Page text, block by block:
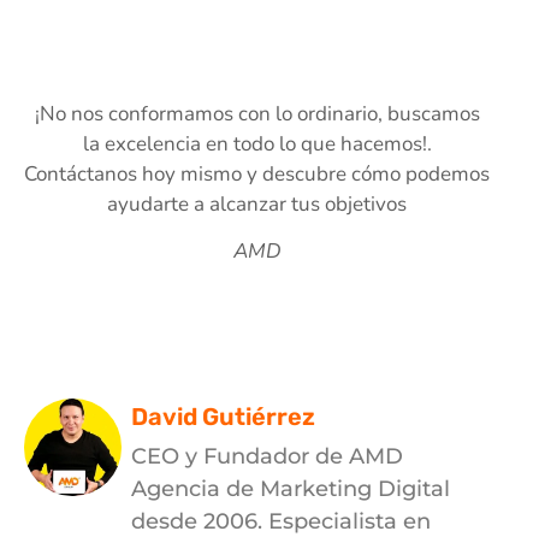
¡No nos conformamos con lo ordinario, buscamos
la excelencia en todo lo que hacemos!.
Contáctanos hoy mismo y descubre cómo podemos
ayudarte a alcanzar tus objetivos
AMD
David Gutiérrez
CEO y Fundador de AMD
Agencia de Marketing Digital
desde 2006. Especialista en